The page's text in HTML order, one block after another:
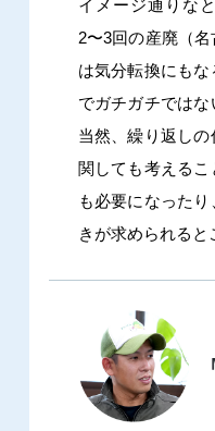
イメージ通りな
2〜3回の産廃（
は気分転換にも
でガチガチではな
当然、繰り返し
関しても考える
も必要になった
きが求められると